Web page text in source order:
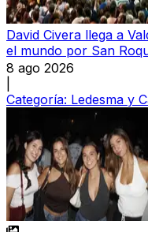
David Civera llega a
el mundo por San
8 ago 2026
Categoría: Ledesma y